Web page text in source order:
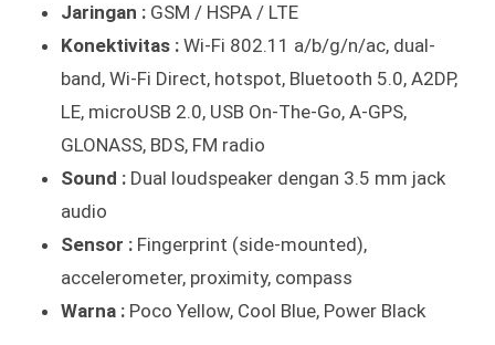
Jaringan : GSM / HSPA / LTE
Konektivitas : Wi-Fi 802.11 a/b/g/n/ac, dual-
band, Wi-Fi Direct, hotspot, Bluetooth 5.0, A2DP,
LE, microUSB 2.0, USB On-The-Go, A-GPS,
GLONASS, BDS, FM radio
Sound : Dual loudspeaker dengan 3.5 mm jack
audio
Sensor : Fingerprint (side-mounted),
accelerometer, proximity, compass
Warna : Poco Yellow, Cool Blue, Power Black